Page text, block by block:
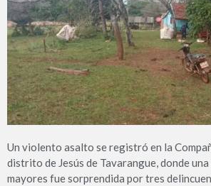
Un violento asalto se registró en la
distrito de Jesús de Tavarangue, donde
mayores fue sorprendida por tres